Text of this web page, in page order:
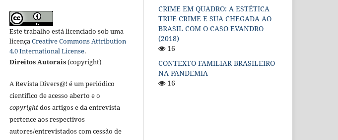
Este trabalho está licenciado sob uma
licençaCreative Commons Attribution
4.0 International License.
Direitos Autorais(copyright)
A Revista Divers@! é um periódico
científico de acesso aberto e o
copyrightdos artigos e da entrevista
pertence aos respectivos
autores/entrevistados com cessão de
CRIME EM QUADRO: A ESTÉTICA
TRUE CRIME E SUA CHEGADA AO
BRASIL COM O CASO EVANDRO
(2018)
16
CONTEXTO FAMILIAR BRASILEIRO
NA PANDEMIA
16